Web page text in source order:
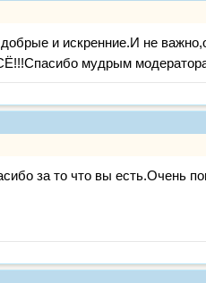
и искренние.И не
мудрым
за то что вы есть.Очень